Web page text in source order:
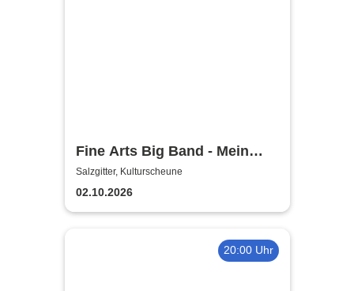
Fine Arts Big Band - Mein
amerikanischer Traum - True
Stories
Salzgitter, Kulturscheune
02.10.2026
20:00 Uhr